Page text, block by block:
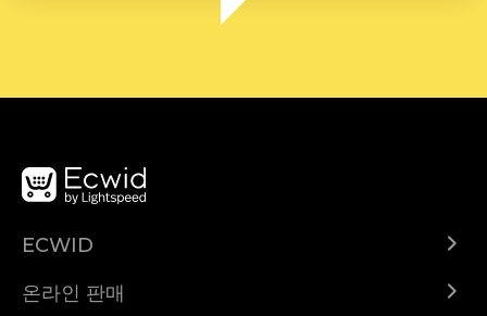
ECWID
도움말 센터
온라인 판매